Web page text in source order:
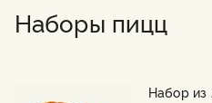
Наборы пицц
Набор из